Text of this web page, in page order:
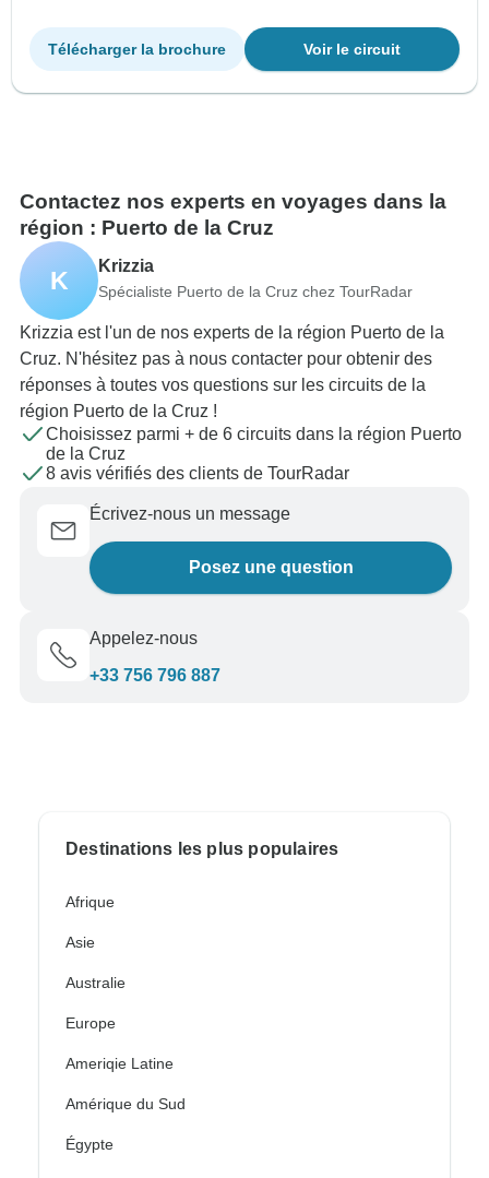
Voir le circuit
Télécharger la brochure
Contactez nos experts en voyages dans la
région : Puerto de la Cruz
K Krizzia
Spécialiste Puerto de la Cruz chez TourRadar
Krizzia est l'un de nos experts de la région Puerto de la
Cruz. N'hésitez pas à nous contacter pour obtenir des
réponses à toutes vos questions sur les circuits de la
région Puerto de la Cruz !
Choisissez parmi + de 6 circuits dans la région Puerto
de la Cruz
8 avis vérifiés des clients de TourRadar
Écrivez-nous un message
Posez une question
Appelez-nous
+33 756 796 887
Destinations les plus populaires
Afrique
Asie
Australie
Europe
Ameriqie Latine
Amérique du Sud
Égypte